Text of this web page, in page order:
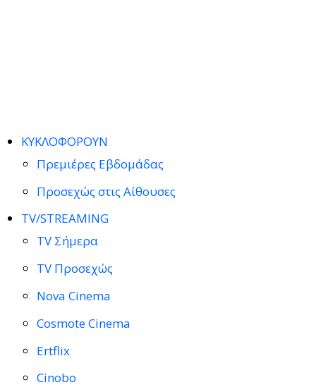
ΚΥΚΛΟΦΟΡΟΥΝ
Πρεμιέρες Εβδομάδας
Προσεχώς στις Αίθουσες
TV/STREAMING
TV Σήμερα
TV Προσεχώς
Nova Cinema
Cosmote Cinema
Ertflix
Cinobo